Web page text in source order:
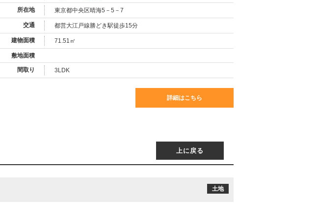
所在地 東京都中央区晴海5－5－7
交通 都営大江戸線勝どき駅徒歩15分
建物面積 71.51㎡
敷地面積
間取り 3LDK
詳細はこちら
上に戻る
土地